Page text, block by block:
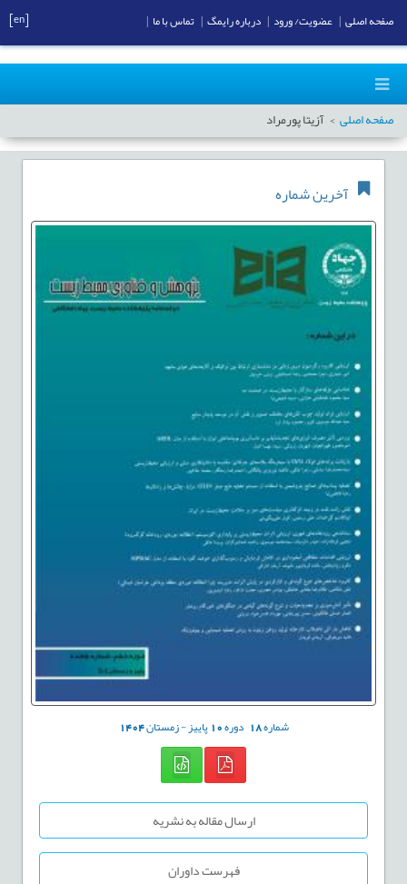
صفحه اصلی آزیتا پورمراد
آخرین شماره
شماره18 دوره10پاییز - زمستان1404
ارسال مقاله به نشریه
فهرست داوران
صفحه اصلی عضویت/ ورود درباره رایمگ تماس با ما